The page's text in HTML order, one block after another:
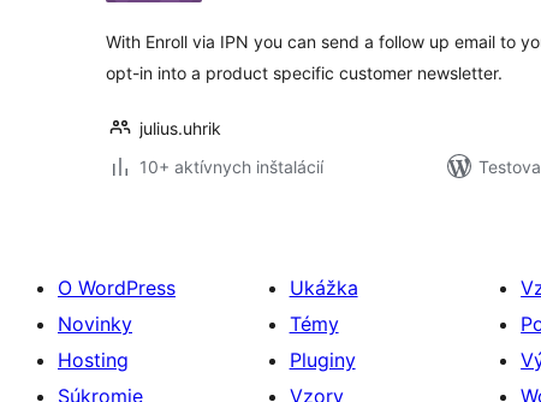
With Enroll via IPN you can send a follow up email to
opt-in into a product specific customer newsletter.
julius.uhrik
10+ aktívnych inštalácií
O WordPress
Novinky
Hosting
Súkromie
Ukážka
Témy
Pluginy
Vzory